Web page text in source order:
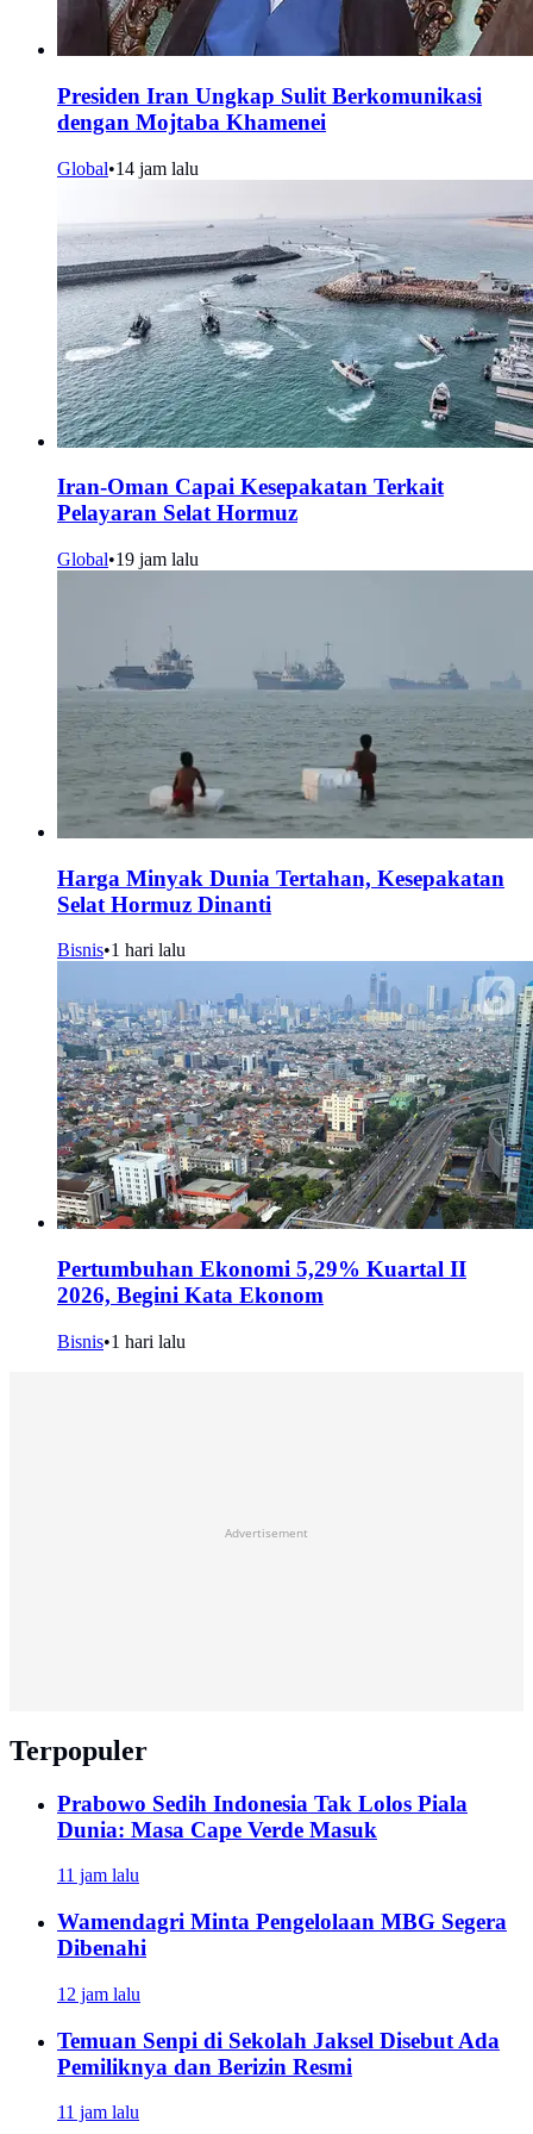
Presiden Iran Ungkap Sulit Berkomunikasi
dengan Mojtaba Khamenei
Global•14 jam lalu
Iran-Oman Capai Kesepakatan Terkait
Pelayaran Selat Hormuz
Global•19 jam lalu
Harga Minyak Dunia Tertahan, Kesepakatan
Selat Hormuz Dinanti
Bisnis•1 hari lalu
Pertumbuhan Ekonomi 5,29% Kuartal II
2026, Begini Kata Ekonom
Bisnis•1 hari lalu
Advertisement
Terpopuler
Prabowo Sedih Indonesia Tak Lolos Piala
Dunia: Masa Cape Verde Masuk
11 jam lalu
Wamendagri Minta Pengelolaan MBG Segera
Dibenahi
12 jam lalu
Temuan Senpi di Sekolah Jaksel Disebut Ada
Pemiliknya dan Berizin Resmi
11 jam lalu